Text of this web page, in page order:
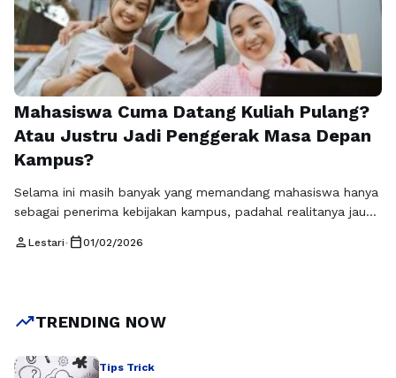
Mahasiswa Cuma Datang Kuliah Pulang?
Atau Justru Jadi Penggerak Masa Depan
Kampus?
Selama ini masih banyak yang memandang mahasiswa hanya
sebagai penerima kebijakan kampus, padahal realitanya jauh
kampus bukan sekadar pelengkap, melainkan elemen penting
budaya kampus dalam keseharian. Dari pengalaman …
person Lestari• calendar_today01/02/2026
trending_upTRENDING NOW
Tips Trick